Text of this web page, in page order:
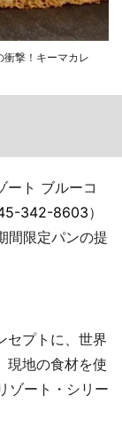
撃！キーマカレ
ート ブルーコ
342-8603）
間限定パンの提
セプトに、世界
現地の食材を使
ゾート・シリー